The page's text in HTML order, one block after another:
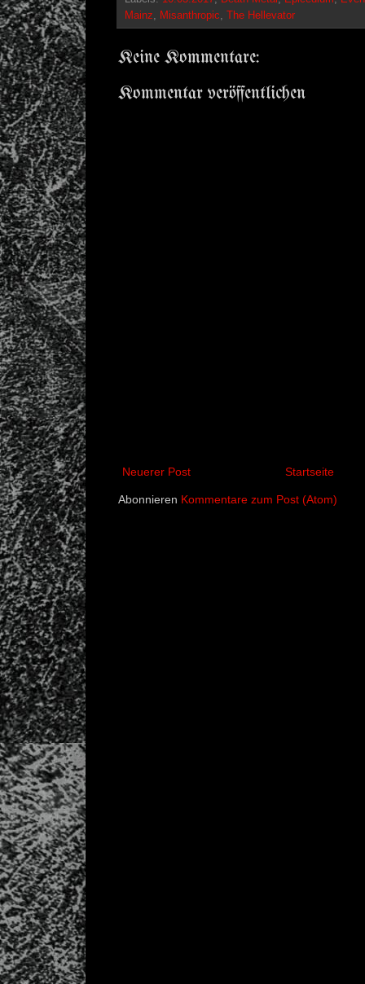
Mainz
Misanthropic The Hellevator
Keine Kommentare:
Kommentar veröffentlichen
Neuerer Post Startseite
Abonnieren Kommentare zum Post (Atom)